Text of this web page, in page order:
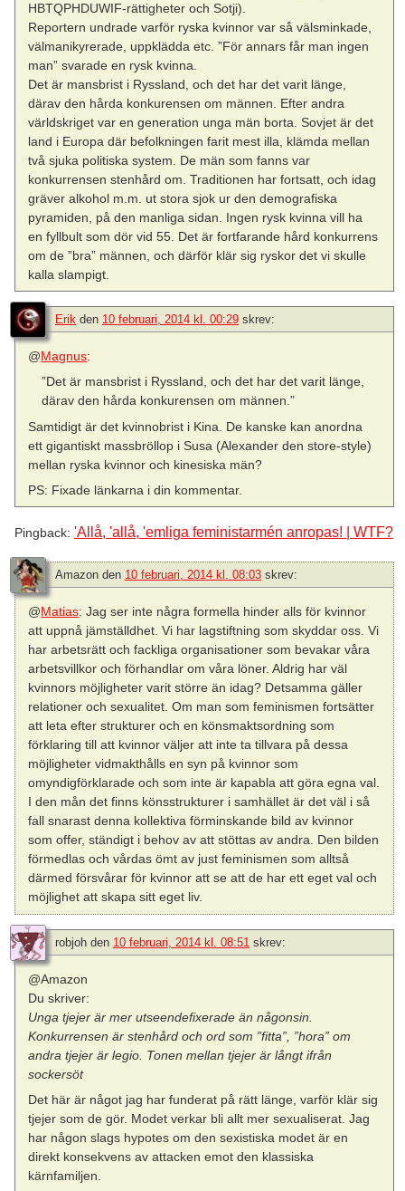
HBTQPHDUWIF-rättigheter och Sotji).
Reportern undrade varför ryska kvinnor var så välsminkade,
välmanikyrerade, uppklädda etc. ”För annars får man ingen
man” svarade en rysk kvinna.
Det är mansbrist i Ryssland, och det har det varit länge,
därav den hårda konkurensen om männen. Efter andra
världskriget var en generation unga män borta. Sovjet är det
land i Europa där befolkningen farit mest illa, klämda mellan
två sjuka politiska system. De män som fanns var
konkurrensen stenhård om. Traditionen har fortsatt, och idag
gräver alkohol m.m. ut stora sjok ur den demografiska
pyramiden, på den manliga sidan. Ingen rysk kvinna vill ha
en fyllbult som dör vid 55. Det är fortfarande hård konkurrens
om de ”bra” männen, och därför klär sig ryskor det vi skulle
kalla slampigt.
Erik den 10 februari, 2014 kl. 00:29 skrev:
@Magnus:
”Det är mansbrist i Ryssland, och det har det varit länge,
därav den hårda konkurensen om männen.”
Samtidigt är det kvinnobrist i Kina. De kanske kan anordna
ett gigantiskt massbröllop i Susa (Alexander den store-style)
mellan ryska kvinnor och kinesiska män?
PS: Fixade länkarna i din kommentar.
Pingback: 'Allå, 'allå, 'emliga feministarmén anropas! | WTF?
Amazon den 10 februari, 2014 kl. 08:03 skrev:
@Matias: Jag ser inte några formella hinder alls för kvinnor
att uppnå jämställdhet. Vi har lagstiftning som skyddar oss. Vi
har arbetsrätt och fackliga organisationer som bevakar våra
arbetsvillkor och förhandlar om våra löner. Aldrig har väl
kvinnors möjligheter varit större än idag? Detsamma gäller
relationer och sexualitet. Om man som feminismen fortsätter
att leta efter strukturer och en könsmaktsordning som
förklaring till att kvinnor väljer att inte ta tillvara på dessa
möjligheter vidmakthålls en syn på kvinnor som
omyndigförklarade och som inte är kapabla att göra egna val.
I den mån det finns könsstrukturer i samhället är det väl i så
fall snarast denna kollektiva förminskande bild av kvinnor
som offer, ständigt i behov av att stöttas av andra. Den bilden
förmedlas och vårdas ömt av just feminismen som alltså
därmed försvårar för kvinnor att se att de har ett eget val och
möjlighet att skapa sitt eget liv.
robjoh den 10 februari, 2014 kl. 08:51 skrev:
@Amazon
Du skriver:
Unga tjejer är mer utseendefixerade än någonsin.
Konkurrensen är stenhård och ord som ”fitta”, ”hora” om
andra tjejer är legio. Tonen mellan tjejer är långt ifrån
sockersöt
Det här är något jag har funderat på rätt länge, varför klär sig
tjejer som de gör. Modet verkar bli allt mer sexualiserat. Jag
har någon slags hypotes om den sexistiska modet är en
direkt konsekvens av attacken emot den klassiska
kärnfamiljen.